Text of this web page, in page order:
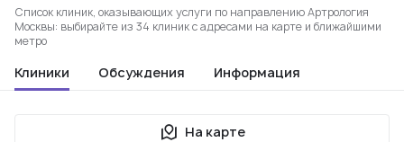
Список клиник, оказывающих услуги по направлению Артрология
Москвы: выбирайте из 34 клиник с адресами на карте и ближайшими
метро
Клиники Обсуждения Информация
На карте